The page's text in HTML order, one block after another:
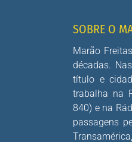
SOBRE O
Marão
décadas.
título e
trabalha na
840) e na
passagens